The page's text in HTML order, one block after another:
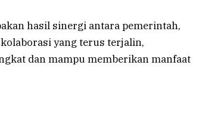
hasil sinergi antara pemerintah,
yang terus terjalin,
dan mampu memberikan manfaat